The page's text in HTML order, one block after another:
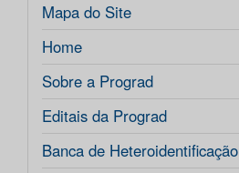
Mapa do Site
Home
Sobre a Prograd
Editais da Prograd
Banca de Heteroidentificação